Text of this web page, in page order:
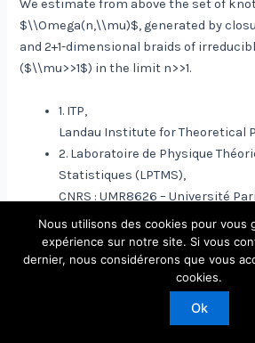
We estimate from above the set of
$\\Omega(n,\\mu)$, generated by
and 2+1-dimensional braids of
($\\mu>>1$) in the limit n>>1.
1. ITP,
Landau Institute for Theoretical
2. Laboratoire de Physique
Statistiques (LPTMS),
CNRS : UMR8626 – Université
Copyright © 2026 Laboratoire de
Modèles Statistiques
Nous utilisons des cookies pour vous
expérience sur notre site. Si vous
dernier, nous considérerons que vous
cookies.
Ok